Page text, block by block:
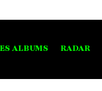
ALBUMS RADAR